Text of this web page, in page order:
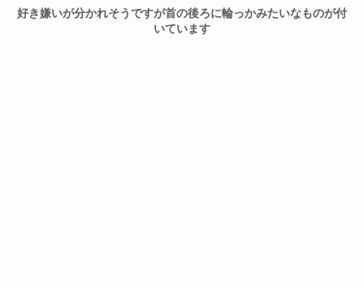
好き嫌いが分かれそうですが首の後ろに輪っかみたいなものが付
いています